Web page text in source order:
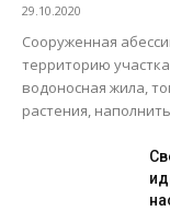
29.10.2020
Сооруженная
территорию
водоносная жила,
растения,